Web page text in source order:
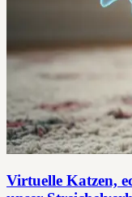
Virtuelle Katzen,